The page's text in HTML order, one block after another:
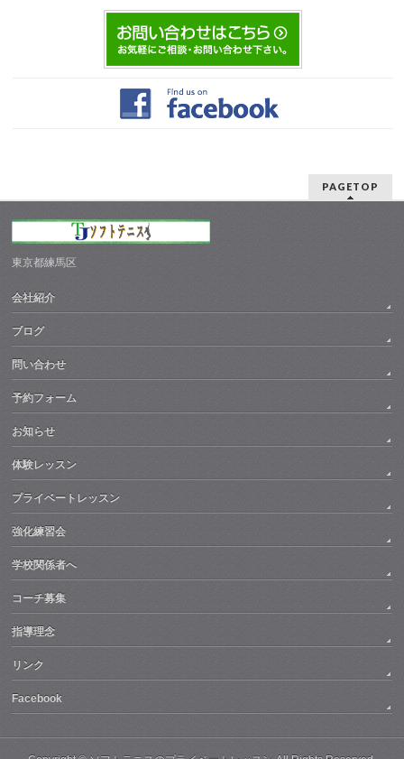
PAGETOP
東京都練馬区
会社紹介
ブログ
問い合わせ
予約フォーム
お知らせ
体験レッスン
プライベートレッスン
強化練習会
学校関係者へ
コーチ募集
指導理念
リンク
Facebook